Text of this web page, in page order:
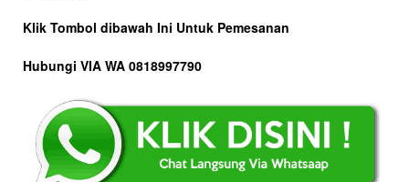
Klik Tombol dibawah Ini Untuk Pemesanan
Hubungi VIA WA 0818997790